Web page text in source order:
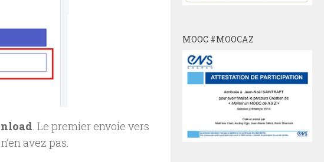
. Le premier envoie vers
avez pas.
MOOC #MOOCAZ